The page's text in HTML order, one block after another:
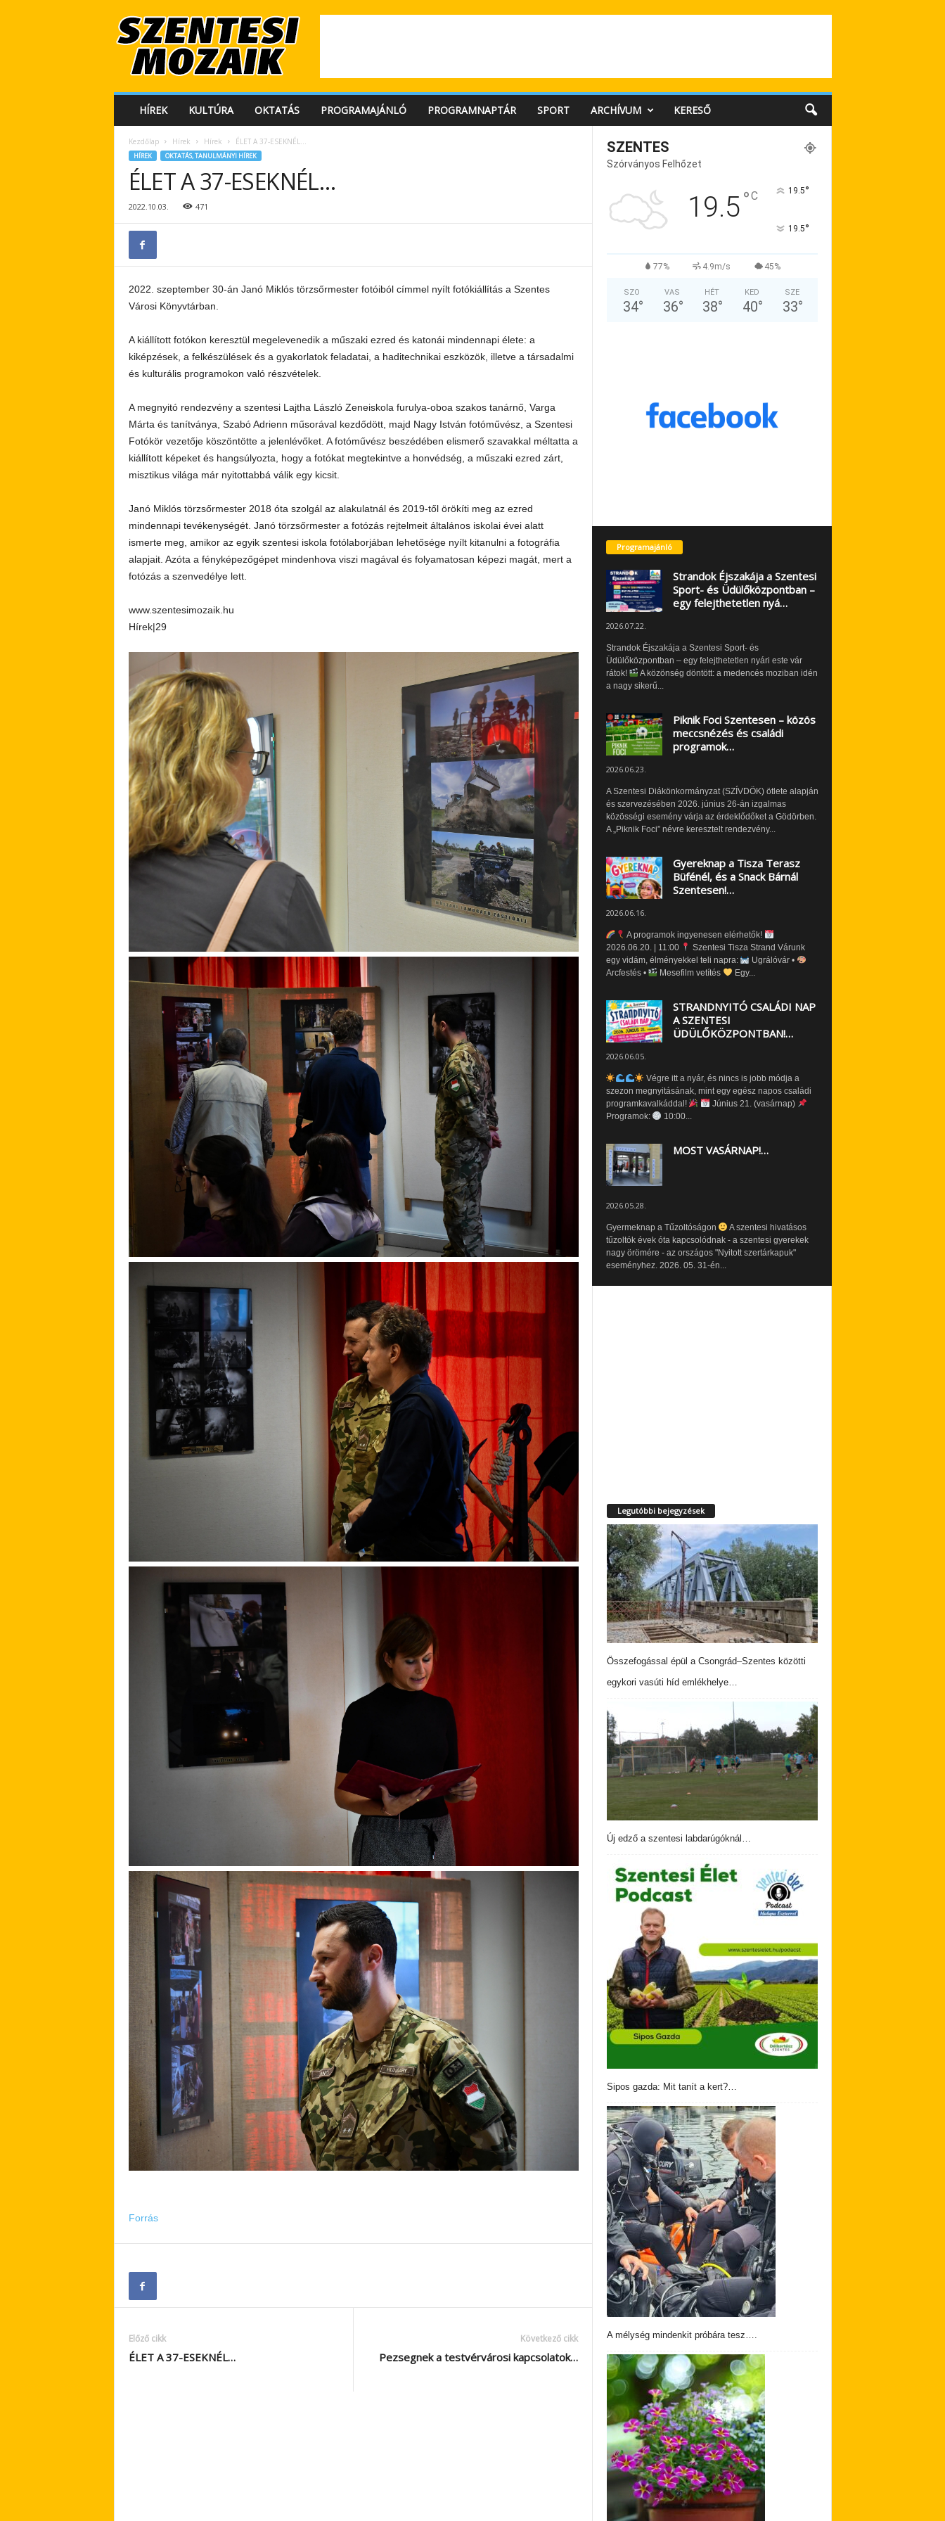
e
HÍREK KULTÚRA OKTATÁS PROGRAMAJÁNLÓ PROGRAMNAPTÁR SPORT ARCHÍVUM KERESŐ
Kezdőlap Hírek Hírek ÉLET A 37-ESEKNÉL…
HÍREK OKTATÁS, TANULMÁNYI HÍREK
ÉLET A 37-ESEKNÉL…
2022.10.03. 471
2022. szeptember 30-án Janó Miklós törzsőrmester fotóiból címmel nyílt fotókiállítás a Szentes
Városi Könyvtárban.
A kiállított fotókon keresztül megelevenedik a műszaki ezred és katonái mindennapi élete: a
kiképzések, a felkészülések és a gyakorlatok feladatai, a haditechnikai eszközök, illetve a társadalmi
és kulturális programokon való részvételek.
A megnyitó rendezvény a szentesi Lajtha László Zeneiskola furulya-oboa szakos tanárnő, Varga
Márta és tanítványa, Szabó Adrienn műsorával kezdődött, majd Nagy István fotóművész, a Szentesi
Fotókör vezetője köszöntötte a jelenlévőket. A fotóművész beszédében elismerő szavakkal méltatta a
kiállított képeket és hangsúlyozta, hogy a fotókat megtekintve a honvédség, a műszaki ezred zárt,
misztikus világa már nyitottabbá válik egy kicsit.
Janó Miklós törzsőrmester 2018 óta szolgál az alakulatnál és 2019-től örökíti meg az ezred
mindennapi tevékenységét. Janó törzsőrmester a fotózás rejtelmeit általános iskolai évei alatt
ismerte meg, amikor az egyik szentesi iskola fotólaborjában lehetősége nyílt kitanulni a fotográfia
alapjait. Azóta a fényképezőgépet mindenhova viszi magával és folyamatosan képezi magát, mert a
fotózás a szenvedélye lett.
www.szentesimozaik.hu
Hírek|29
Forrás
Előző cikk
ÉLET A 37-ESEKNÉL…
Következő cikk
Pezsegnek a testvérvárosi kapcsolatok…
SZENTES
Szórványos Felhőzet
19.5°C 19.5°
19.5°
77% 4.9m/s 45%
SZO
34°
VAS
36°
HÉT
38°
KED
40°
SZE
33°
Programajánló
Strandok Éjszakája a Szentesi
Sport- és Üdülőközpontban –
egy felejthetetlen nyá…
2026.07.22.
Strandok Éjszakája a Szentesi Sport- és
Üdülőközpontban – egy felejthetetlen nyári este vár
rátok!
A közönség döntött: a medencés moziban idén
a nagy sikerű...
Piknik Foci Szentesen – közös
meccsnézés és családi
programok…
2026.06.23.
A Szentesi Diákönkormányzat (SZÍVDÖK) ötlete alapján
és szervezésében 2026. június 26-án izgalmas
közösségi esemény várja az érdeklődőket a Gödörben.
A „Piknik Foci” névre keresztelt rendezvény...
Gyereknap a Tisza Terasz
Büfénél, és a Snack Bárnál
Szentesen!…
2026.06.16.
A programok ingyenesen elérhetők!
2026.06.20. | 11:00
Szentesi Tisza Strand Várunk
egy vidám, élményekkel teli napra:
Ugrálóvár •
Arcfestés •
Mesefilm vetítés Egy...
STRANDNYITÓ CSALÁDI NAP
A SZENTESI
ÜDÜLŐKÖZPONTBAN!…
2026.06.05.
Végre itt a nyár, és nincs is jobb módja a
szezon megnyitásának, mint egy egész napos családi
programkavalkáddal!
Június 21. (vasárnap)
Programok:
10:00...
MOST VASÁRNAP!…
2026.05.28.
Gyermeknap a Tűzoltóságon
A szentesi hivatásos
tűzoltók évek óta kapcsolódnak - a szentesi gyerekek
nagy örömére - az országos "Nyitott szertárkapuk"
eseményhez. 2026. 05. 31-én...
Legutóbbi bejegyzések
Összefogással épül a Csongrád–Szentes közötti
egykori vasúti híd emlékhelye…
Új edző a szentesi labdarúgóknál…
Sipos gazda: Mit tanít a kert?…
A mélység mindenkit próbára tesz….